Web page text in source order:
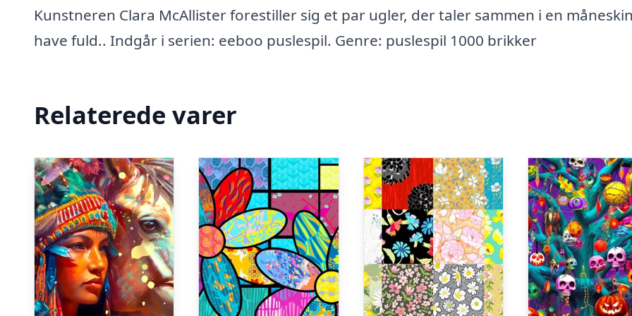
Kunstneren Clara McAllister forestiller sig et par ugler, der taler sammen i en
have fuld.. Indgår i serien: eeboo puslespil. Genre: puslespil 1000 brikker
Relaterede varer